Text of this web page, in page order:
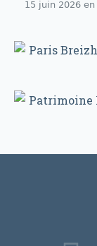
15 juin 2026 en
Paris
Patrimoine